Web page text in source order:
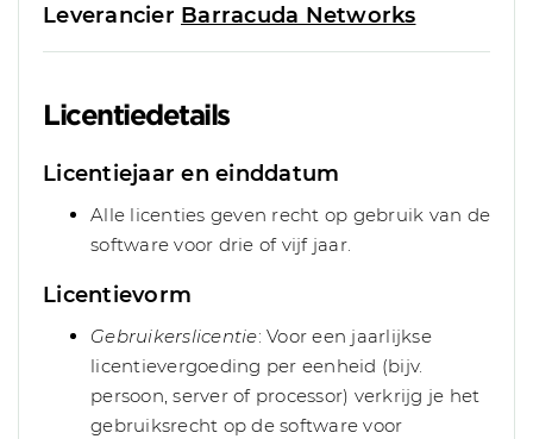
Leverancier Barracuda Networks
Licentiedetails
Licentiejaar en einddatum
Alle licenties geven recht op gebruik van de
software voor drie of vijf jaar.
Licentievorm
Gebruikerslicentie: Voor een jaarlijkse
licentievergoeding per eenheid (bijv.
persoon, server of processor) verkrijg je het
gebruiksrecht op de software voor